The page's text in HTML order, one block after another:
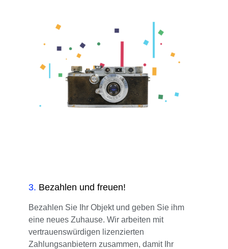
3. Bezahlen und freuen!
Bezahlen Sie Ihr Objekt und geben Sie ihm
eine neues Zuhause. Wir arbeiten mit
vertrauenswürdigen lizenzierten
Zahlungsanbietern zusammen, damit Ihr